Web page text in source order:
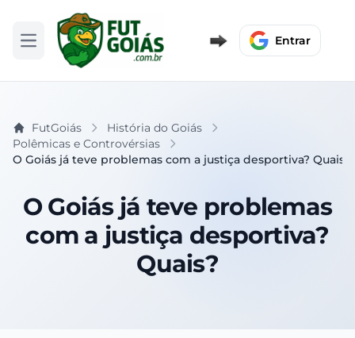
Abrir menu Entrar
FutGoiás
História do Goiás
Polêmicas e Controvérsias
O Goiás já teve problemas com a justiça desportiva? Quais?
O Goiás já teve problemas
com a justiça desportiva?
Quais?